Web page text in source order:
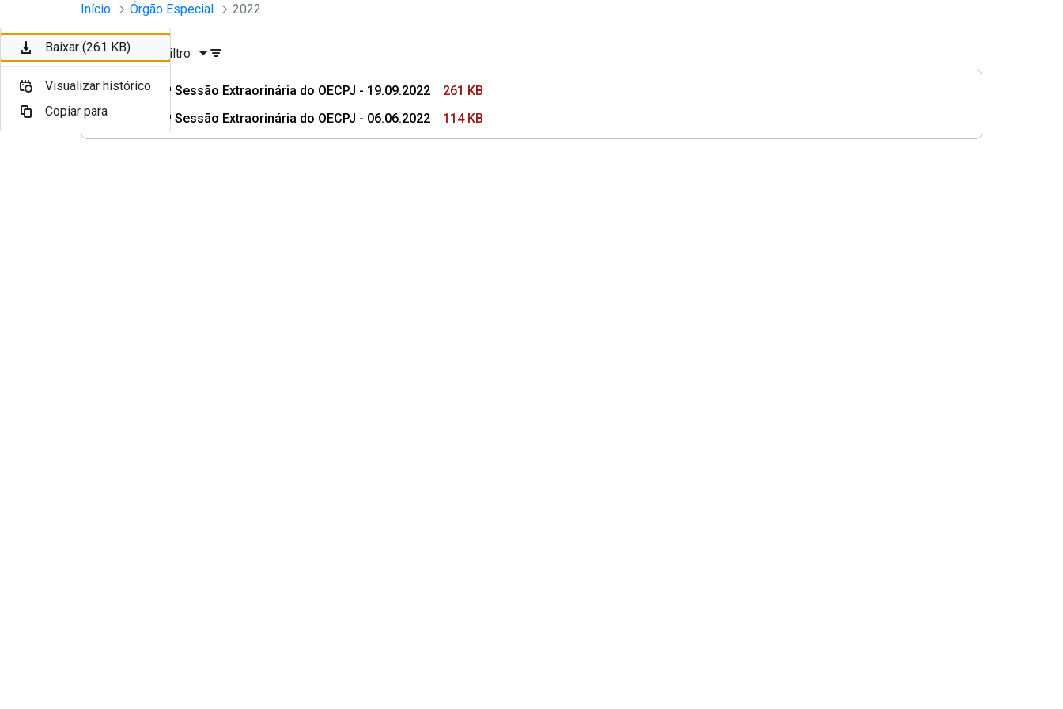
Pular para o Conteúdo principal
Sessões e Reuniões - Documentos Colegio de Procuradores
Início Órgão Especial 2022
Ordenar Filtro
Ata da 2ª Sessão Extraorinária do OECPJ - 19.09.2022
261 KB
Ata da 1ª Sessão Extraorinária do OECPJ - 06.06.2022
114 KB
Baixar (261 KB)
Visualizar histórico
Copiar para